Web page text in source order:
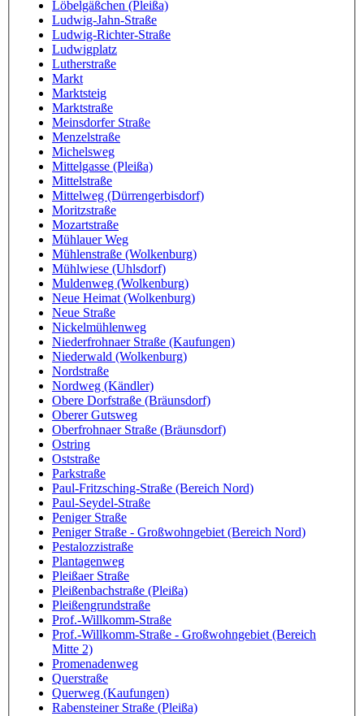
Löbelgäßchen (Pleißa)
Ludwig-Jahn-Straße
Ludwig-Richter-Straße
Ludwigplatz
Lutherstraße
Markt
Marktsteig
Marktstraße
Meinsdorfer Straße
Menzelstraße
Michelsweg
Mittelgasse (Pleißa)
Mittelstraße
Mittelweg (Dürrengerbisdorf)
Moritzstraße
Mozartstraße
Mühlauer Weg
Mühlenstraße (Wolkenburg)
Mühlwiese (Uhlsdorf)
Muldenweg (Wolkenburg)
Neue Heimat (Wolkenburg)
Neue Straße
Nickelmühlenweg
Niederfrohnaer Straße (Kaufungen)
Niederwald (Wolkenburg)
Nordstraße
Nordweg (Kändler)
Obere Dorfstraße (Bräunsdorf)
Oberer Gutsweg
Oberfrohnaer Straße (Bräunsdorf)
Ostring
Oststraße
Parkstraße
Paul-Fritzsching-Straße (Bereich Nord)
Paul-Seydel-Straße
Peniger Straße
Peniger Straße - Großwohngebiet (Bereich Nord)
Pestalozzistraße
Plantagenweg
Pleißaer Straße
Pleißenbachstraße (Pleißa)
Pleißengrundstraße
Prof.-Willkomm-Straße
Prof.-Willkomm-Straße - Großwohngebiet (Bereich
Mitte 2)
Promenadenweg
Querstraße
Querweg (Kaufungen)
Rabensteiner Straße (Pleißa)